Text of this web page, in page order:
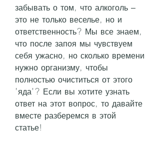
забывать о том, что алкоголь –
это не только веселье, но и
ответственность? Мы все знаем,
что после запоя мы чувствуем
себя ужасно, но сколько времени
нужно организму, чтобы
полностью очиститься от этого
'яда'? Если вы хотите узнать
ответ на этот вопрос, то давайте
вместе разберемся в этой
статье!